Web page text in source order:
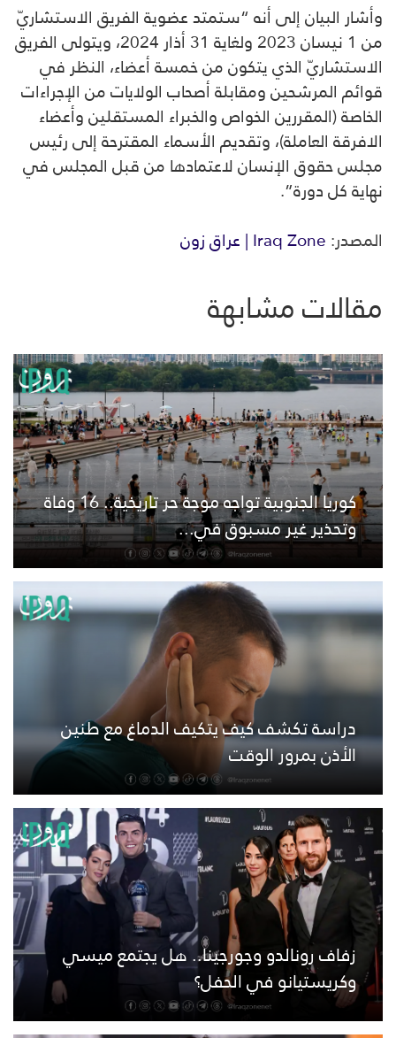
وأشار البيان إلى أنه “ستمتد عضوية الفريق الاستشاريّ
من 1 نيسان 2023 ولغاية 31 أذار 2024، ويتولى الفريق
الاستشاريّ الذي يتكون من خمسة أعضاء، النظر في
قوائم المرشحين ومقابلة أصحاب الولايات من الإجراءات
الخاصة (المقررين الخواص والخبراء المستقلين وأعضاء
الافرقة العاملة)، وتقديم الأسماء المقترحة إلى رئيس
مجلس حقوق الإنسان لاعتمادها من قبل المجلس في
نهاية كل دورة”.
المصدر:Iraq Zone | عراق زون
مقالات مشابهة
كوريا الجنوبية تواجه موجة حر تاريخية.. 16 وفاة
وتحذير غير مسبوق في...
دراسة تكشف كيف يتكيف الدماغ مع طنين
الأذن بمرور الوقت
زفاف رونالدو وجورجينا.. هل يجتمع ميسي
وكريستيانو في الحفل؟